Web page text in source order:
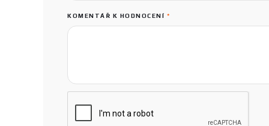
KOMENTÁŘ K HODNOCENÍ *